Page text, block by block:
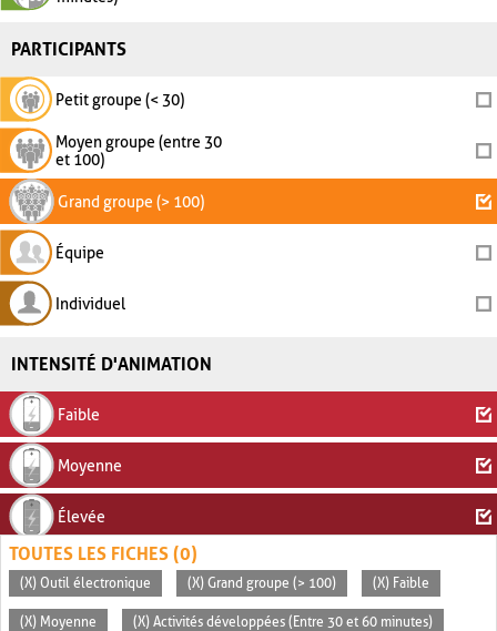
PARTICIPANTS
Petit groupe (< 30)
Moyen groupe (entre 30
et 100)
Grand groupe (> 100)
Équipe
Individuel
INTENSITÉ D'ANIMATION
Faible
Moyenne
Élevée
TOUTES LES FICHES (0)
(X) Outil électronique (X) Grand groupe (> 100) (X) Faible
(X) Moyenne (X) Activités développées (Entre 30 et 60 minutes)